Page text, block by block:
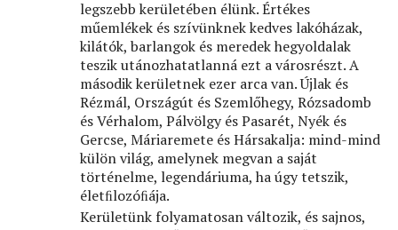
legszebb kerületében élünk. Értékes
műemlékek és szívünknek kedves lakóházak,
kilátók, barlangok és meredek hegyoldalak
teszik utánozhatatlanná ezt a városrészt. A
második kerületnek ezer arca van. Újlak és
Rézmál, Országút és Szemlőhegy, Rózsadomb
és Vérhalom, Pálvölgy és Pasarét, Nyék és
Gercse, Máriaremete és Hársakalja: mind-mind
külön világ, amelynek megvan a saját
történelme, legendáriuma, ha úgy tetszik,
életﬁlozóﬁája.
Kerületünk folyamatosan változik, és sajnos,